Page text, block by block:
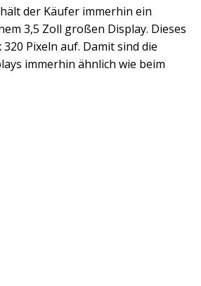
der Käufer immerhin ein
3,5 Zoll großen Display. Dieses
Pixeln auf. Damit sind die
immerhin ähnlich wie beim